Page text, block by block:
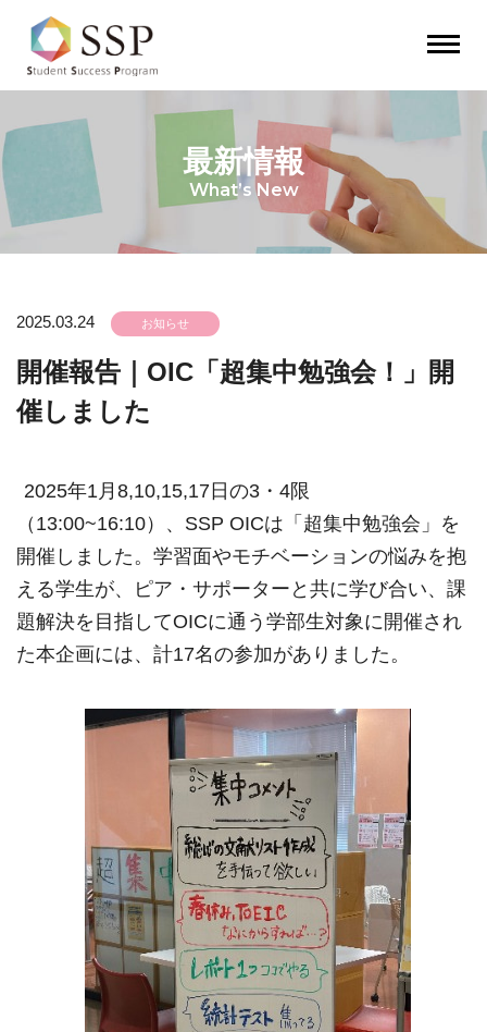
最新情報
What’s New
2025.03.24
開催報告｜OIC「超集中勉強会！」開
催しました
2025年1月 8,10,15,17 日の3 ・ 4限
（ 13:00~16:10）、 SSP OICは「超集中勉強会」を
開催しました。学習面やモチベーションの悩みを抱
える学生が、ピア・サポーターと共に学び合い、課
題解決を目指してOICに通う学部生対象に開催され
た本企画には、計17名の参加がありました。